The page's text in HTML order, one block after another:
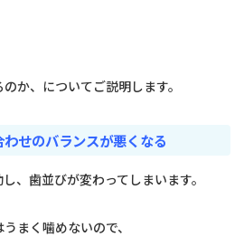
か、についてご説明します。
せのバランスが悪くなる
、歯並びが変わってしまいます。
まく噛めないので、